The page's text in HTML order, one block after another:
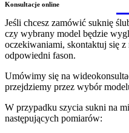
Konsultacje online
Jeśli chcesz zamówić suknię
czy wybrany model będzie
oczekiwaniami, skontaktuj się
odpowiedni fason.
Umówimy się na
przejdziemy przez wybór
W przypadku szycia sukni na
następujących pomiarów: